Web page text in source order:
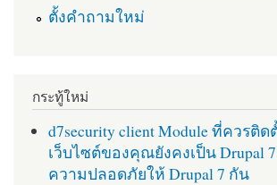
ตั้งคำถามใหม่
กระทู้ใหม่
d7security client Module ที่ควรติด
เว็บไซต์ของคุณยังคงเป็น Drupal
ความปลอดภัยให้ Drupal 7 กัน